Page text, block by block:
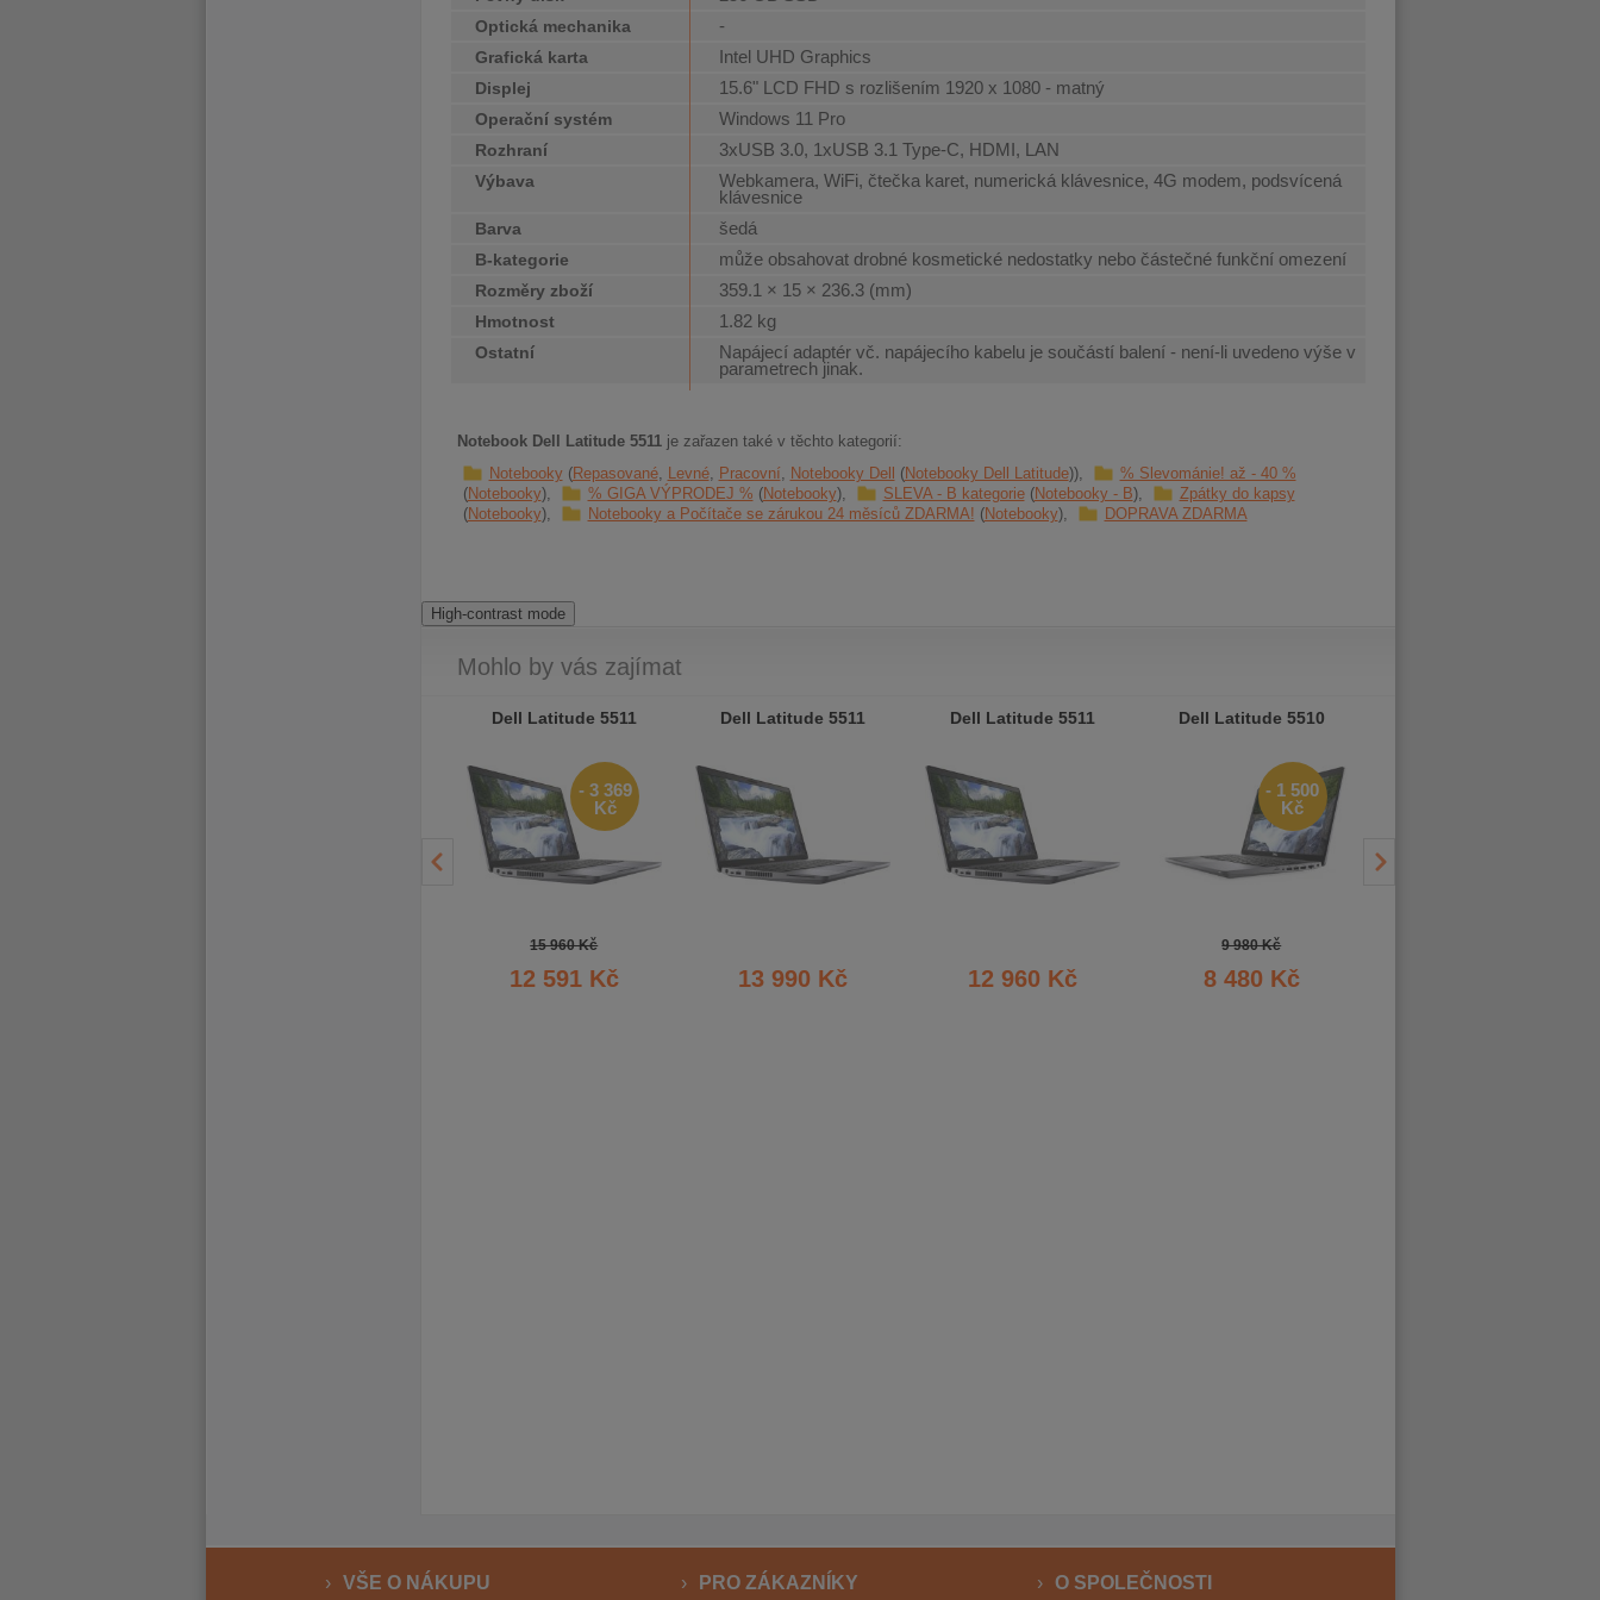
Optická mechanika -
Grafická karta Intel UHD Graphics
Displej 15.6" LCD FHD s rozlišením 1920 x 1080 - matný
Operační systém Windows 11 Pro
Rozhraní 3xUSB 3.0, 1xUSB 3.1 Type-C, HDMI, LAN
Výbava
Webkamera, WiFi, čtečka karet, numerická klávesnice, 4G modem, podsvícená
klávesnice
Barva šedá
B-kategorie může obsahovat drobné kosmetické nedostatky nebo částečné funkční omezení
Rozměry zboží 359.1 × 15 × 236.3 (mm)
Hmotnost 1.82 kg
Ostatní
Napájecí adaptér vč. napájecího kabelu je součástí balení - není-li uvedeno výše v
parametrech jinak.
Notebook Dell Latitude 5511je zařazen také v těchto kategorií:
Notebooky Repasované Levné Pracovní Notebooky Dell Notebooky Dell Latitude
% Slevománie! až - 40 %
Notebooky
% GIGA VÝPRODEJ % Notebooky SLEVA - B kategorie Notebooky - B
Zpátky do kapsy
Notebooky
Notebooky a Počítače se zárukou 24 měsíců ZDARMA! Notebooky DOPRAVA ZDARMA
High-contrast mode
Mohlo by vás zajímat
Dell Latitude 5511
- 3 369
Kč
15 960 Kč
12 591 Kč
Dell Latitude 5511
13 990 Kč
Dell Latitude 5511
12 960 Kč
Dell Latitude 5510
- 1 500
Kč
9 980 Kč
8 480 Kč
VŠE O NÁKUPU PRO ZÁKAZNÍKY O SPOLEČNOSTI